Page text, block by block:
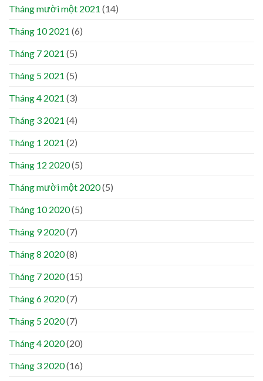
Tháng mười một 2021 (14)
Tháng 10 2021 (6)
Tháng 7 2021 (5)
Tháng 5 2021 (5)
Tháng 4 2021 (3)
Tháng 3 2021 (4)
Tháng 1 2021 (2)
Tháng 12 2020(5)
Tháng mười một 2020(5)
Tháng 10 2020(5)
Tháng 9 2020(7)
Tháng 8 2020(8)
Tháng 7 2020(15)
Tháng 6 2020(7)
Tháng 5 2020(7)
Tháng 4 2020(20)
Tháng 3 2020(16)